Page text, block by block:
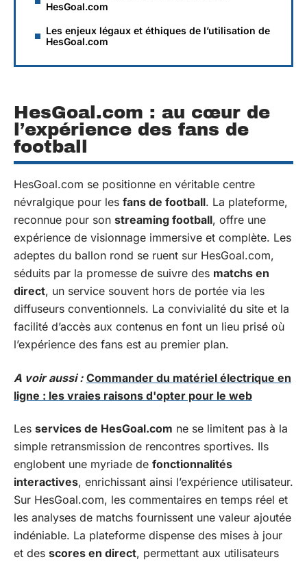
HesGoal.com
Les enjeux légaux et éthiques de l’utilisation de
HesGoal.com
HesGoal.com : au cœur de
l’expérience des fans de
football
HesGoal.com se positionne en véritable centre
névralgique pour les fans de football. La plateforme,
reconnue pour son streaming football, offre une
expérience de visionnage immersive et complète. Les
adeptes du ballon rond se ruent sur HesGoal.com,
séduits par la promesse de suivre des matchs en
direct, un service souvent hors de portée via les
diffuseurs conventionnels. La convivialité du site et la
facilité d’accès aux contenus en font un lieu prisé où
l’expérience des fans est au premier plan.
A voir aussi : Commander du matériel électrique en
ligne : les vraies raisons d'opter pour le web
Les services de HesGoal.com ne se limitent pas à la
simple retransmission de rencontres sportives. Ils
englobent une myriade de fonctionnalités
interactives, enrichissant ainsi l’expérience utilisateur.
Sur HesGoal.com, les commentaires en temps réel et
les analyses de matchs fournissent une valeur ajoutée
indéniable. La plateforme dispense des mises à jour
et des scores en direct, permettant aux utilisateurs